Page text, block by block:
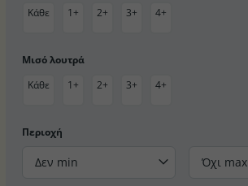
Κάθε
1+ 2+ 3+ 4+
Μισό λουτρά
Κάθε
1+ 2+ 3+ 4+
Περιοχή
Δεν min Όχι max